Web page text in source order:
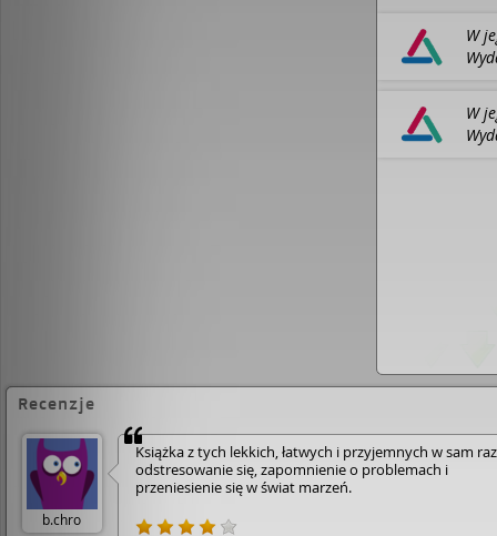
W
W
Recenzje
b.chro
Książka z tych lekkich, łatwych i przyjemnych w sam
odstresowanie się, zapomnienie o problemach i
przeniesienie się w świat marzeń.